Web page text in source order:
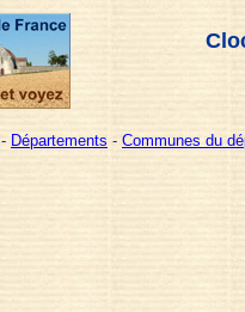
- Départements - Communes du